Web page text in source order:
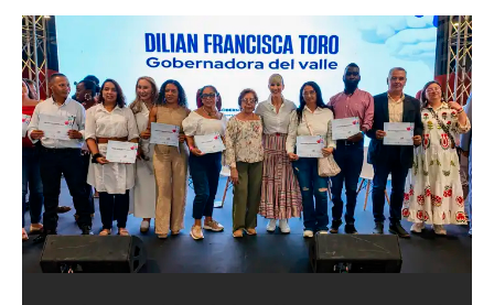
Abren convocatoria del ‘Art World
Records Latam’, para creadores de
artes plásticas del suroccidente